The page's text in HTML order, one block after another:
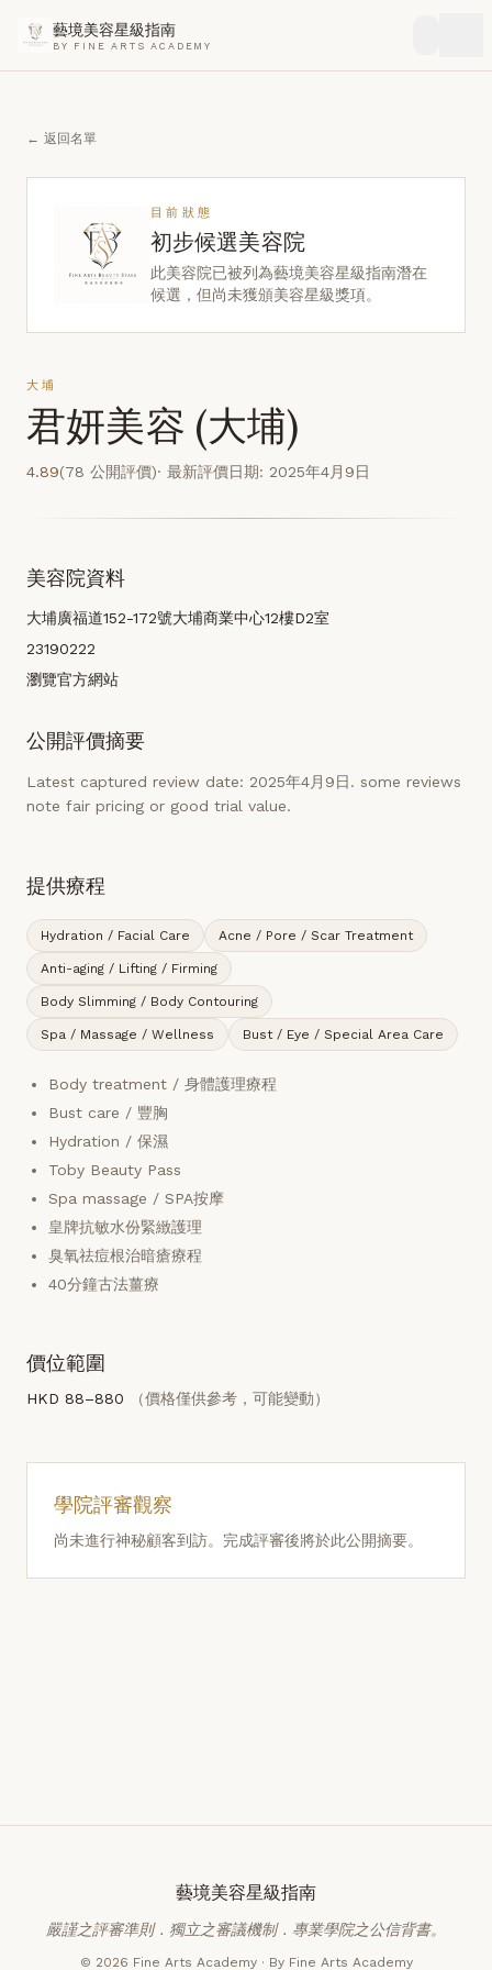
藝境美容星級指南
BY FINE ARTS ACADEMY
← 返回名單
目前狀態
初步候選美容院
此美容院已被列為藝境美容星級指南潛在
候選，但尚未獲頒美容星級獎項。
大埔
君妍美容 (大埔)
4.89(78 公開評價)· 最新評價日期: 2025年4月9日
美容院資料
大埔廣福道152-172號大埔商業中心12樓D2室
23190222
瀏覽官方網站
公開評價摘要
Latest captured review date: 2025年4月9日. some reviews
note fair pricing or good trial value.
提供療程
Hydration / Facial Care Acne / Pore / Scar Treatment
Anti-aging / Lifting / Firming
Body Slimming / Body Contouring
Spa / Massage / Wellness Bust / Eye / Special Area Care
Body treatment / 身體護理療程
Bust care / 豐胸
Hydration / 保濕
Toby Beauty Pass
Spa massage / SPA按摩
皇牌抗敏水份緊緻護理
臭氧祛痘根治暗瘡療程
40分鐘古法薑療
價位範圍
HKD 88–880 （價格僅供參考，可能變動）
學院評審觀察
尚未進行神秘顧客到訪。完成評審後將於此公開摘要。
藝境美容星級指南
嚴謹之評審準則．獨立之審議機制．專業學院之公信背書。
© 2026 Fine Arts Academy · By Fine Arts Academy